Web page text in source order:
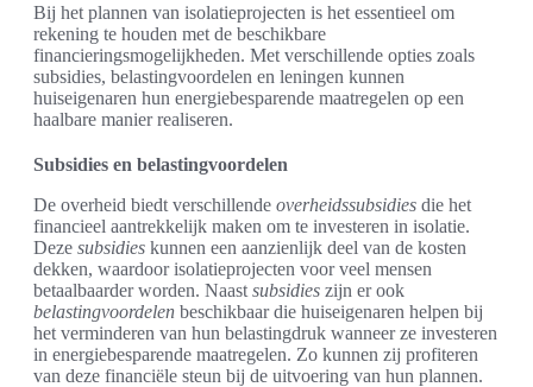
Bij het plannen van isolatieprojecten is het essentieel om
rekening te houden met de beschikbare
financieringsmogelijkheden. Met verschillende opties zoals
subsidies, belastingvoordelen en leningen kunnen
huiseigenaren hun energiebesparende maatregelen op een
haalbare manier realiseren.
Subsidies en belastingvoordelen
De overheid biedt verschillende overheidssubsidies die het
financieel aantrekkelijk maken om te investeren in isolatie.
Deze subsidies kunnen een aanzienlijk deel van de kosten
dekken, waardoor isolatieprojecten voor veel mensen
betaalbaarder worden. Naast subsidies zijn er ook
belastingvoordelen beschikbaar die huiseigenaren helpen bij
het verminderen van hun belastingdruk wanneer ze investeren
in energiebesparende maatregelen. Zo kunnen zij profiteren
van deze financiële steun bij de uitvoering van hun plannen.